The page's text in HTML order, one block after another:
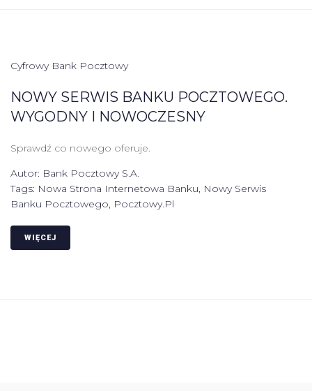
Cyfrowy Bank Pocztowy
NOWY SERWIS BANKU POCZTOWEGO.
WYGODNY I NOWOCZESNY
Sprawdź co nowego oferuje.
Autor: Bank Pocztowy S.A.
Tags: Nowa Strona Internetowa Banku, Nowy Serwis
Banku Pocztowego, Pocztowy.pl
WIĘCEJ